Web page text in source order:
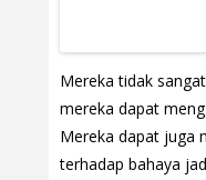
Mereka tidak
mereka dapat
Mereka dapat juga
terhadap bahaya